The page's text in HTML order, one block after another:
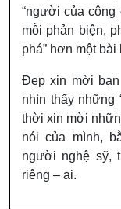
“người của công
mỗi phản biện,
phá” hơn một bài
Đẹp xin mời bạn
nhìn thấy những
thời xin mời
nói của mình,
người nghệ sỹ,
riêng – ai.